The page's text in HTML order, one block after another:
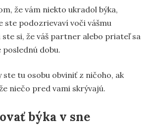
že vám niekto ukradol býka,
ste podozrievaví voči vášmu
ste si, že váš partner alebo priateľ sa
dobu.
ste tu osobu obviniť z ničoho, ak
niečo pred vami skrývajú.
býka v sne